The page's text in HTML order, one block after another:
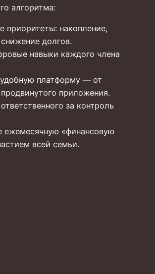
алгоритма:
приоритеты: накопление,
долгов.
навыки каждого члена
платформу — от
приложения.
за контроль
ежемесячную «финансовую
всей семьи.